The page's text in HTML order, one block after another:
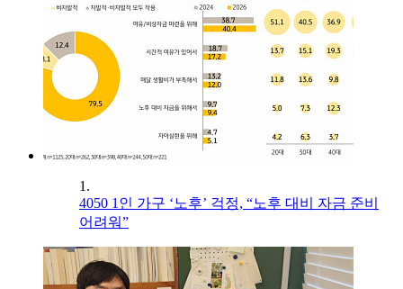
1.
4050 1인 가구 ‘노후’ 걱정, “노후 대비 자금 준비
어려워”